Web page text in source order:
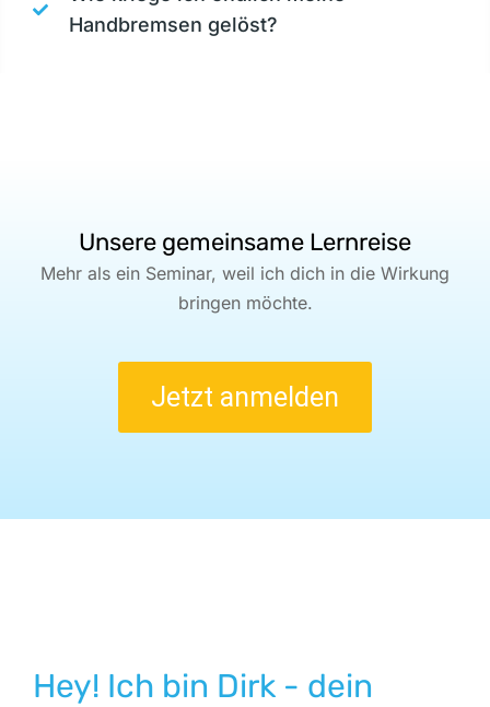
Handbremsen gelöst?
Unsere gemeinsame Lernreise
Mehr als ein Seminar, weil ich dich in die Wirkung
bringen möchte.
Jetzt anmelden
Hey! Ich bin Dirk - dein